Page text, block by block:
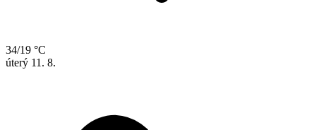
34/19 °C
úterý 11. 8.